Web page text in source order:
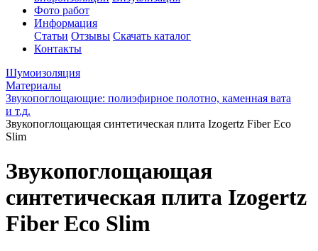
Фото работ
Информация
Статьи Отзывы Скачать каталог
Контакты
Шумоизоляция
Материалы
Звукопоглощающие: полиэфирное полотно, каменная вата
и т.д.
Звукопоглощающая синтетическая плита Izogertz Fiber Eco
Slim
Звукопоглощающая
синтетическая плита Izogertz
Fiber Eco Slim